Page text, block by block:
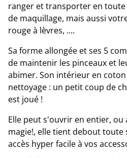
ranger et transporter en
de maquillage, mais aussi
rouge à lèvres, ....
Sa forme allongée et ses 5
de maintenir les pinceaux et
abimer. Son intérieur en
nettoyage : un petit coup de
est joué !
Elle peut s'ouvrir en entier, ou
magie!, elle tient debout toute
accès hyper facile à vos